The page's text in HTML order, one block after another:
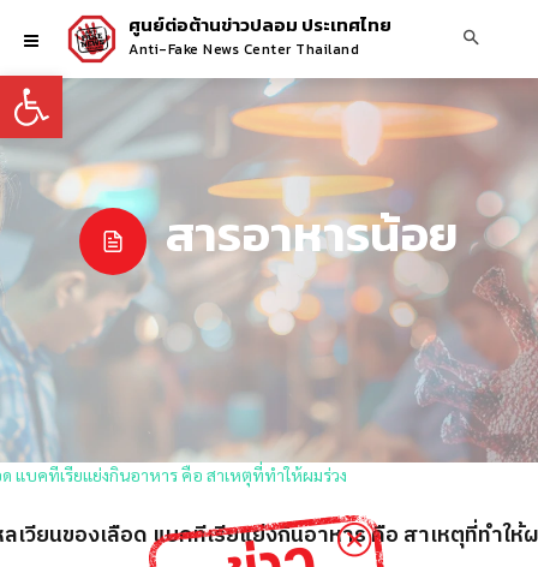
Open toolbar
ศูนย์ต่อต้านข่าวปลอม ประเทศไทย
Anti-Fake News Center Thailand
สารอาหารน้อย
เวียนของเลือด แบคทีเรียแย่งกินอาหาร คือ สาเหตุที่ทำให้